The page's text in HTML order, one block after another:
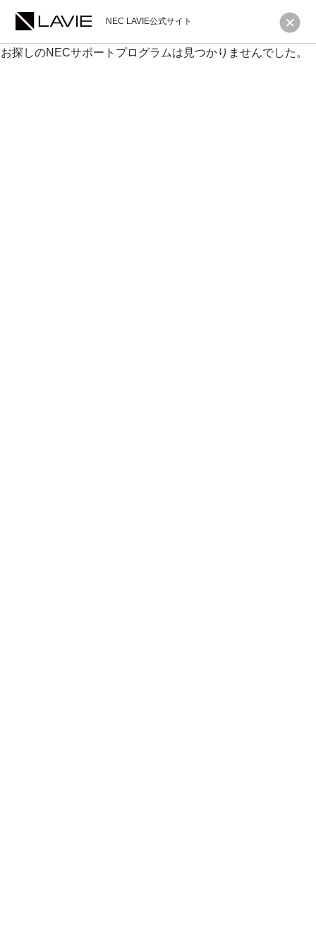
NEC LAVIE公式サイト
お探しのNECサポートプログラムは見つかりませんでした。